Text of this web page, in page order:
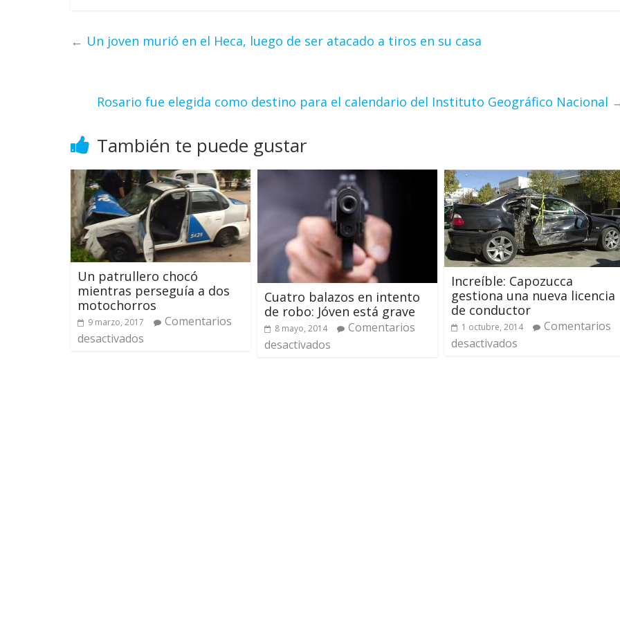
← Un joven murió en el Heca, luego de ser atacado a tiros en su casa
Rosario fue elegida como destino para el calendario del Instituto Geográfico Nacional
También te puede gustar
Un patrullero chocó
mientras perseguía a dos
motochorros
9 marzo, 2017
Comentarios
desactivados
Cuatro balazos en intento
de robo: Jóven está grave
8 mayo, 2014
Comentarios
desactivados
Increíble: Capozucca
gestiona una nueva licencia
de conductor
1 octubre, 2014
Comentarios
desactivados